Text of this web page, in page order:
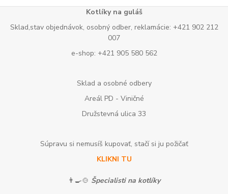
Kotlíky na guláš
Sklad,stav objednávok, osobný odber, reklamácie: +421 902 212
007
e-shop: +421 905 580 562
Sklad a osobné odbery
Areál PD - Viničné
Družstevná ulica 33
Súpravu si nemusíš kupovať, stačí si ju požičať
KLIKNI TU
👨‍🍳🍲 Špecialisti na kotlíky